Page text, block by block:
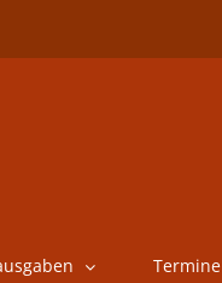
Termine